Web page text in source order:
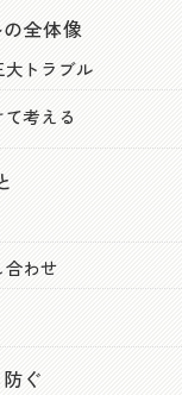
全体像
大トラブル
考える
わせ
ぐ